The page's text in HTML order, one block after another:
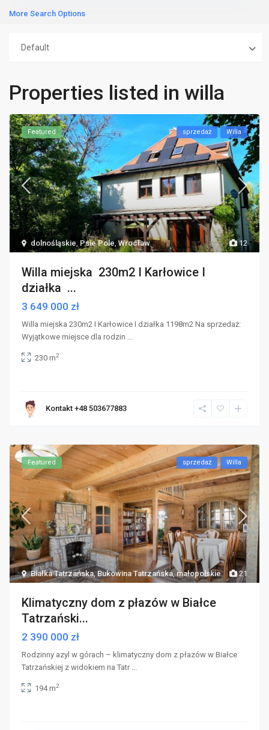
More Search Options
Default
Properties listed in willa
12
dolnośląskie, Psie Pole,Wrocław
Featured sprzedaż Willa
Willa miejska 230m2 I Karłowice I
działka ...
3 649 000 zł
Willa miejska 230m2 I Karłowice I działka 1198m2 Na sprzedaż:
Wyjątkowe miejsce dla rodzin ...
230 m2
Kontakt +48 503677883
21
Białka Tatrzańska, Bukowina Tatrzańska, małopolskie
Featured sprzedaż Willa
Klimatyczny dom z płazów w Białce
Tatrzański...
2 390 000 zł
Rodzinny azyl w górach – klimatyczny dom z płazów w Białce
Tatrzańskiej z widokiem na Tatr ...
194 m2